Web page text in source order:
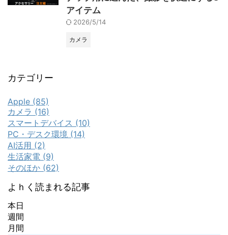
アイテム
2026/5/14
カメラ
カテゴリー
Apple (85)
カメラ (16)
スマートデバイス (10)
PC・デスク環境 (14)
AI活用 (2)
生活家電 (9)
そのほか (62)
よｈく読まれる記事
本日
週間
月間